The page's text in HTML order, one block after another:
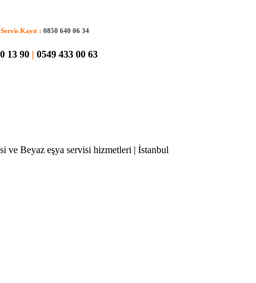
Kayıt : 0850 640 06 34
13 90 0549 433 00 63
ve Beyaz eşya servisi hizmetleri | İstanbul